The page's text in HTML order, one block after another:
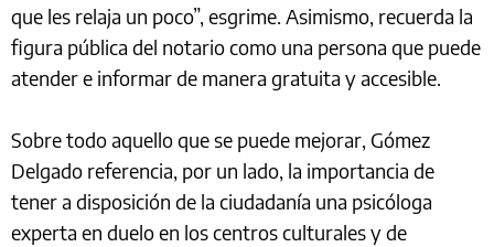
que les relaja un poco”, esgrime. Asimismo, recuerda la
figura pública del notario como una persona que puede
atender e informar de manera gratuita y accesible.
Sobre todo aquello que se puede mejorar, Gómez
Delgado referencia, por un lado, la importancia de
tener a disposición de la ciudadanía una psicóloga
experta en duelo en los centros culturales y de